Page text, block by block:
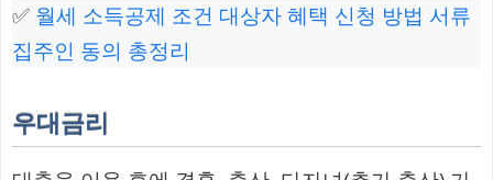
✅ 월세 소득공제 조건 대상자 혜택 신청 방법 서류
집주인 동의 총정리
우대금리